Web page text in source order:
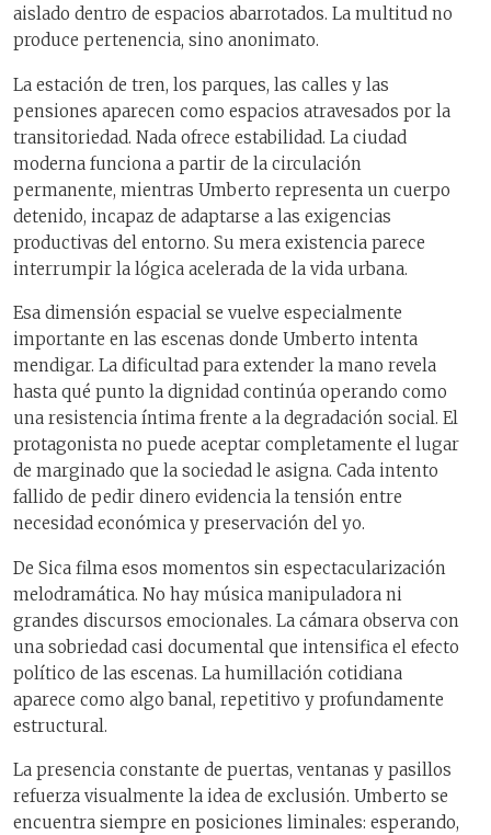
aislado dentro de espacios abarrotados. La multitud no
produce pertenencia, sino anonimato.
La estación de tren, los parques, las calles y las
pensiones aparecen como espacios atravesados por la
transitoriedad. Nada ofrece estabilidad. La ciudad
moderna funciona a partir de la circulación
permanente, mientras Umberto representa un cuerpo
detenido, incapaz de adaptarse a las exigencias
productivas del entorno. Su mera existencia parece
interrumpir la lógica acelerada de la vida urbana.
Esa dimensión espacial se vuelve especialmente
importante en las escenas donde Umberto intenta
mendigar. La dificultad para extender la mano revela
hasta qué punto la dignidad continúa operando como
una resistencia íntima frente a la degradación social. El
protagonista no puede aceptar completamente el lugar
de marginado que la sociedad le asigna. Cada intento
fallido de pedir dinero evidencia la tensión entre
necesidad económica y preservación del yo.
De Sica filma esos momentos sin espectacularización
melodramática. No hay música manipuladora ni
grandes discursos emocionales. La cámara observa con
una sobriedad casi documental que intensifica el efecto
político de las escenas. La humillación cotidiana
aparece como algo banal, repetitivo y profundamente
estructural.
La presencia constante de puertas, ventanas y pasillos
refuerza visualmente la idea de exclusión. Umberto se
encuentra siempre en posiciones liminales: esperando,